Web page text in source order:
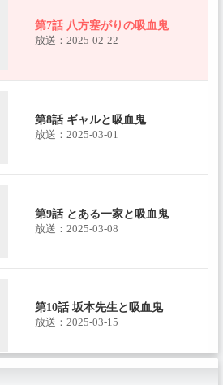
第7話 八方塞がりの吸血鬼
放送：2025-02-22
第8話 ギャルと吸血鬼
放送：2025-03-01
第9話 とある一家と吸血鬼
放送：2025-03-08
第10話 坂本先生と吸血鬼
放送：2025-03-15